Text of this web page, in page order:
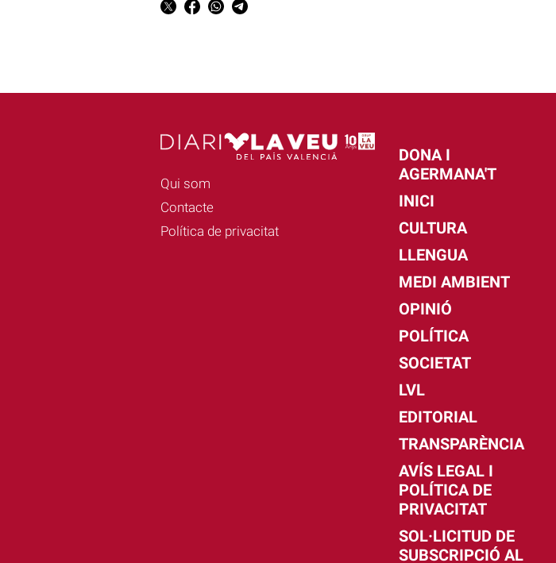
Qui som
Contacte
Política de privacitat
DONA I
AGERMANA'T
INICI
CULTURA
LLENGUA
MEDI AMBIENT
OPINIÓ
POLÍTICA
SOCIETAT
LVL
EDITORIAL
TRANSPARÈNCIA
AVÍS LEGAL I
POLÍTICA DE
PRIVACITAT
SOL·LICITUD DE
SUBSCRIPCIÓ AL